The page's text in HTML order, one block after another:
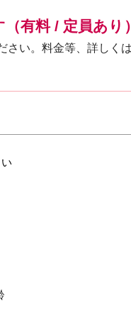
有料 / 定員あり）
さい。料金等、詳しくは